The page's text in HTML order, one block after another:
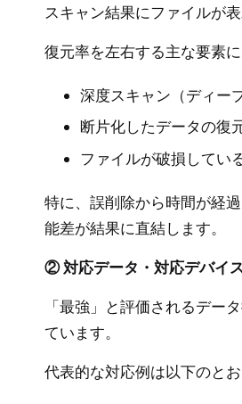
スキャン結果にファイルが
復元率を左右する主な要素
深度スキャン（ディー
断片化したデータの復
ファイルが破損してい
特に、誤削除から時間が経
能差が結果に直結します。
② 対応データ・対応デバイ
「最強」と評価されるデー
ています。
代表的な対応例は以下のとお